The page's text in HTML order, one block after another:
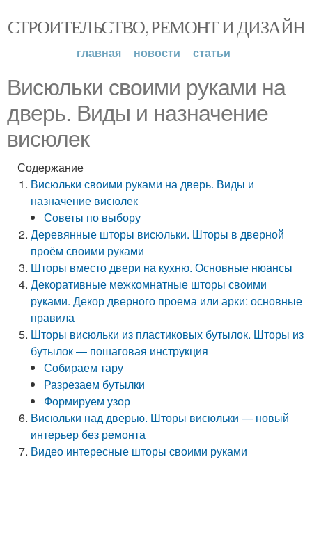
СТРОИТЕЛЬСТВО, РЕМОНТ И ДИЗАЙН
главная новости статьи
Висюльки своими руками на
дверь. Виды и назначение
висюлек
Содержание
Висюльки своими руками на дверь. Виды и
назначение висюлек
Советы по выбору
Деревянные шторы висюльки. Шторы в дверной
проём своими руками
Шторы вместо двери на кухню. Основные нюансы
Декоративные межкомнатные шторы своими
руками. Декор дверного проема или арки: основные
правила
Шторы висюльки из пластиковых бутылок. Шторы из
бутылок — пошаговая инструкция
Собираем тару
Разрезаем бутылки
Формируем узор
Висюльки над дверью. Шторы висюльки — новый
интерьер без ремонта
Видео интересные шторы своими руками